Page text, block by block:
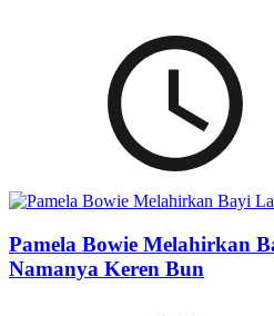
Pamela Bowie Melahirkan
Namanya Keren Bun